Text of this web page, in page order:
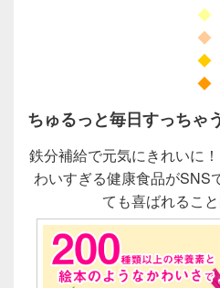
◆
◆
◆
◆
ちゅるっと毎日すっちゃ
鉄分補給で元気にきれいに
わいすぎる健康食品がSNS
ても喜ばれるこ